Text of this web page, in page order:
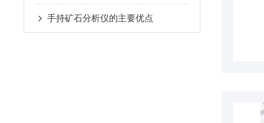
手持矿石分析仪的主要优点